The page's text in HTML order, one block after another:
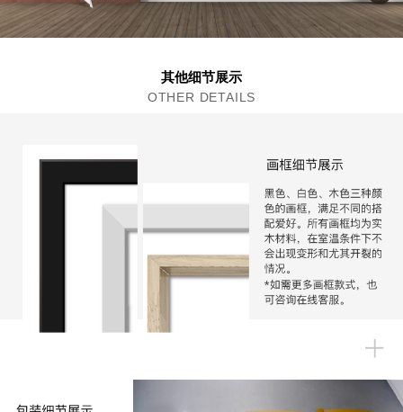
其他细节展示
OTHER DETAILS